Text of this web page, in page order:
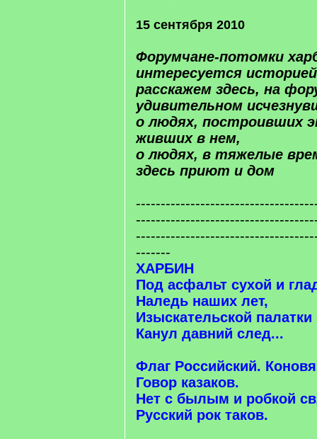
15 сентября 2010
Форумчане-потомки
интересуется
расскажем здесь, на
удивительном
о людях, построивших
живших в нем,
о людях, в тяжелые
здесь приют и дом
-------
ХАРБИН
Под асфальт сухой и
Наледь наших лет,
Изыскательской палатки
Канул давний след...
Флаг Российский.
Говор казаков.
Нет с былым и робкой
Русский рок таков.